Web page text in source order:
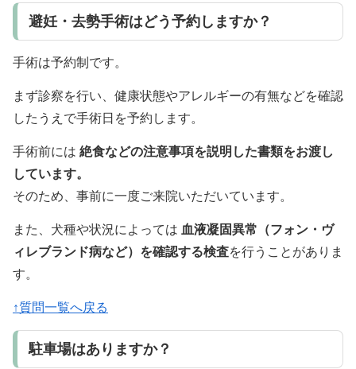
避妊・去勢手術はどう予約しますか？
手術は予約制です。
まず診察を行い、健康状態やアレルギーの有無などを確認
したうえで手術日を予約します。
手術前には 絶食などの注意事項を説明した書類をお渡し
しています。
そのため、事前に一度ご来院いただいています。
また、犬種や状況によっては 血液凝固異常（フォン・ヴ
ィレブランド病など）を確認する検査を行うことがありま
す。
↑質問一覧へ戻る
駐車場はありますか？